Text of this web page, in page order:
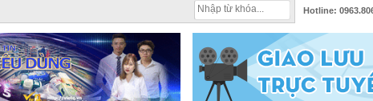
Hotline: